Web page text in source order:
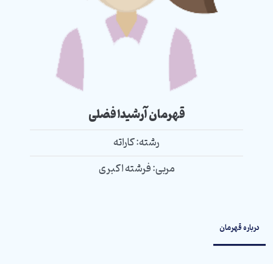
قهرمانآرشیدا فضلی
رشته:کاراته
مربی:فرشته اکبری
درباره قهرمان